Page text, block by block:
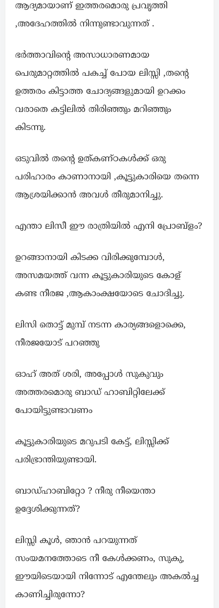
ആദ്യമായാണ് ഇത്തരമൊരു പ്രവൃത്തി
,അദേഹത്തിൽ നിന്നുണ്ടാവുന്നത് .
ഭർത്താവിൻ്റെ അസാധാരണമായ
പെരുമാറ്റത്തിൽ പകച്ച് പോയ ലിസ്സി ,തൻ്റെ
ഉത്തരം കിട്ടാത്ത ചോദ്യങ്ങളുമായി ഉറക്കം
വരാതെ കട്ടിലിൽ തിരിഞ്ഞും മറിഞ്ഞും
കിടന്നു.
ഒടുവിൽ തൻ്റെ ഉത്കണ്ഠകൾക്ക് ഒരു
പരിഹാരം കാണാനായി ,കൂട്ടുകാരിയെ തന്നെ
ആശ്രയിക്കാൻ അവൾ തീരുമാനിച്ചു.
എന്താ ലിസീ ഈ രാത്രിയിൽ എനി പ്രോബ്ളം?
ഉറങ്ങാനായി കിടക്ക വിരിക്കുമ്പോൾ,
അസമയത്ത് വന്ന കൂട്ടുകാരിയുടെ കോള്
കണ്ട നീരജ ,ആകാംക്ഷയോടെ ചോദിച്ചു.
ലിസി തൊട്ട് മുമ്പ് നടന്ന കാര്യങ്ങളൊക്കെ,
നീരജയോട് പറഞ്ഞു
ഓഹ് അത് ശരി, അപ്പോൾ സുകുവും
അത്തരമൊരു ബാഡ് ഹാബിറ്റിലേക്ക്
പോയിട്ടുണ്ടാവണം
കൂട്ടുകാരിയുടെ മറുപടി കേട്ട്, ലിസ്സിക്ക്
പരിഭ്രാന്തിയുണ്ടായി.
ബാഡ്ഹാബിറ്റോ ? നീരു നീയെന്താ
ഉദ്ദേശിക്കുന്നത്?
ലിസ്സി കൂൾ, ഞാൻ പറയുന്നത്
സംയമനത്തോടെ നീ കേൾക്കണം, സുകു,
ഈയിടെയായി നിന്നോട് എന്തേലും അകൽച്ച
കാണിച്ചിരുന്നോ?